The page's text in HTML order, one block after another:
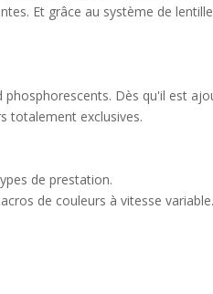
Et grâce au système de
Dès qu'il est
totalement exclusives.
de prestation.
de couleurs à vitesse